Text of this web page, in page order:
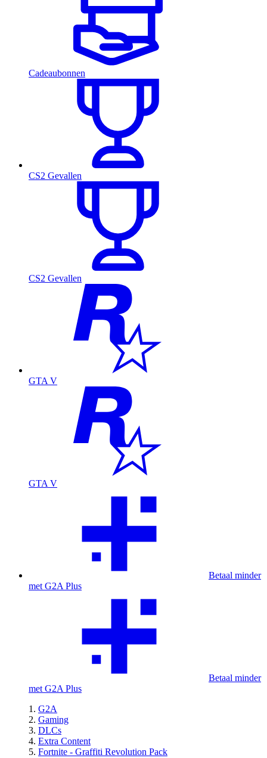
Cadeaubonnen
CS2 Gevallen
CS2 Gevallen
GTA V
GTA V
Betaal minder
met G2A Plus
Betaal minder
met G2A Plus
G2A
Gaming
DLCs
Extra Content
Fortnite - Graffiti Revolution Pack